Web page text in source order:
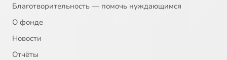
Благотворительность — помочь нуждающимся
О фонде
Новости
Отчёты